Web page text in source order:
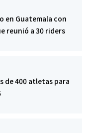
en Guatemala con
reunió a 30 riders
de 400 atletas para